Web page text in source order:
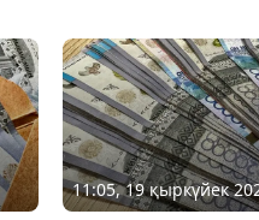
11:05, 19 қыркүйек